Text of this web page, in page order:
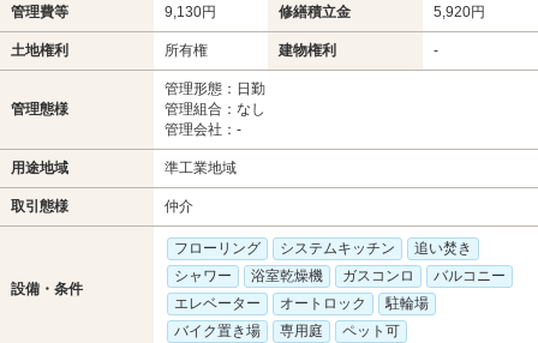
管理費等 9,130円 修繕積立金 5,920円
土地権利 所有権 建物権利 -
管理態様
管理形態：日勤
管理組合：なし
管理会社：-
用途地域 準工業地域
取引態様 仲介
設備・条件
フローリング システムキッチン
追い焚き
シャワー
浴室乾燥機 ガスコンロ
バルコニー
エレベーター
オートロック
駐輪場
バイク置き場
専用庭 ペット可